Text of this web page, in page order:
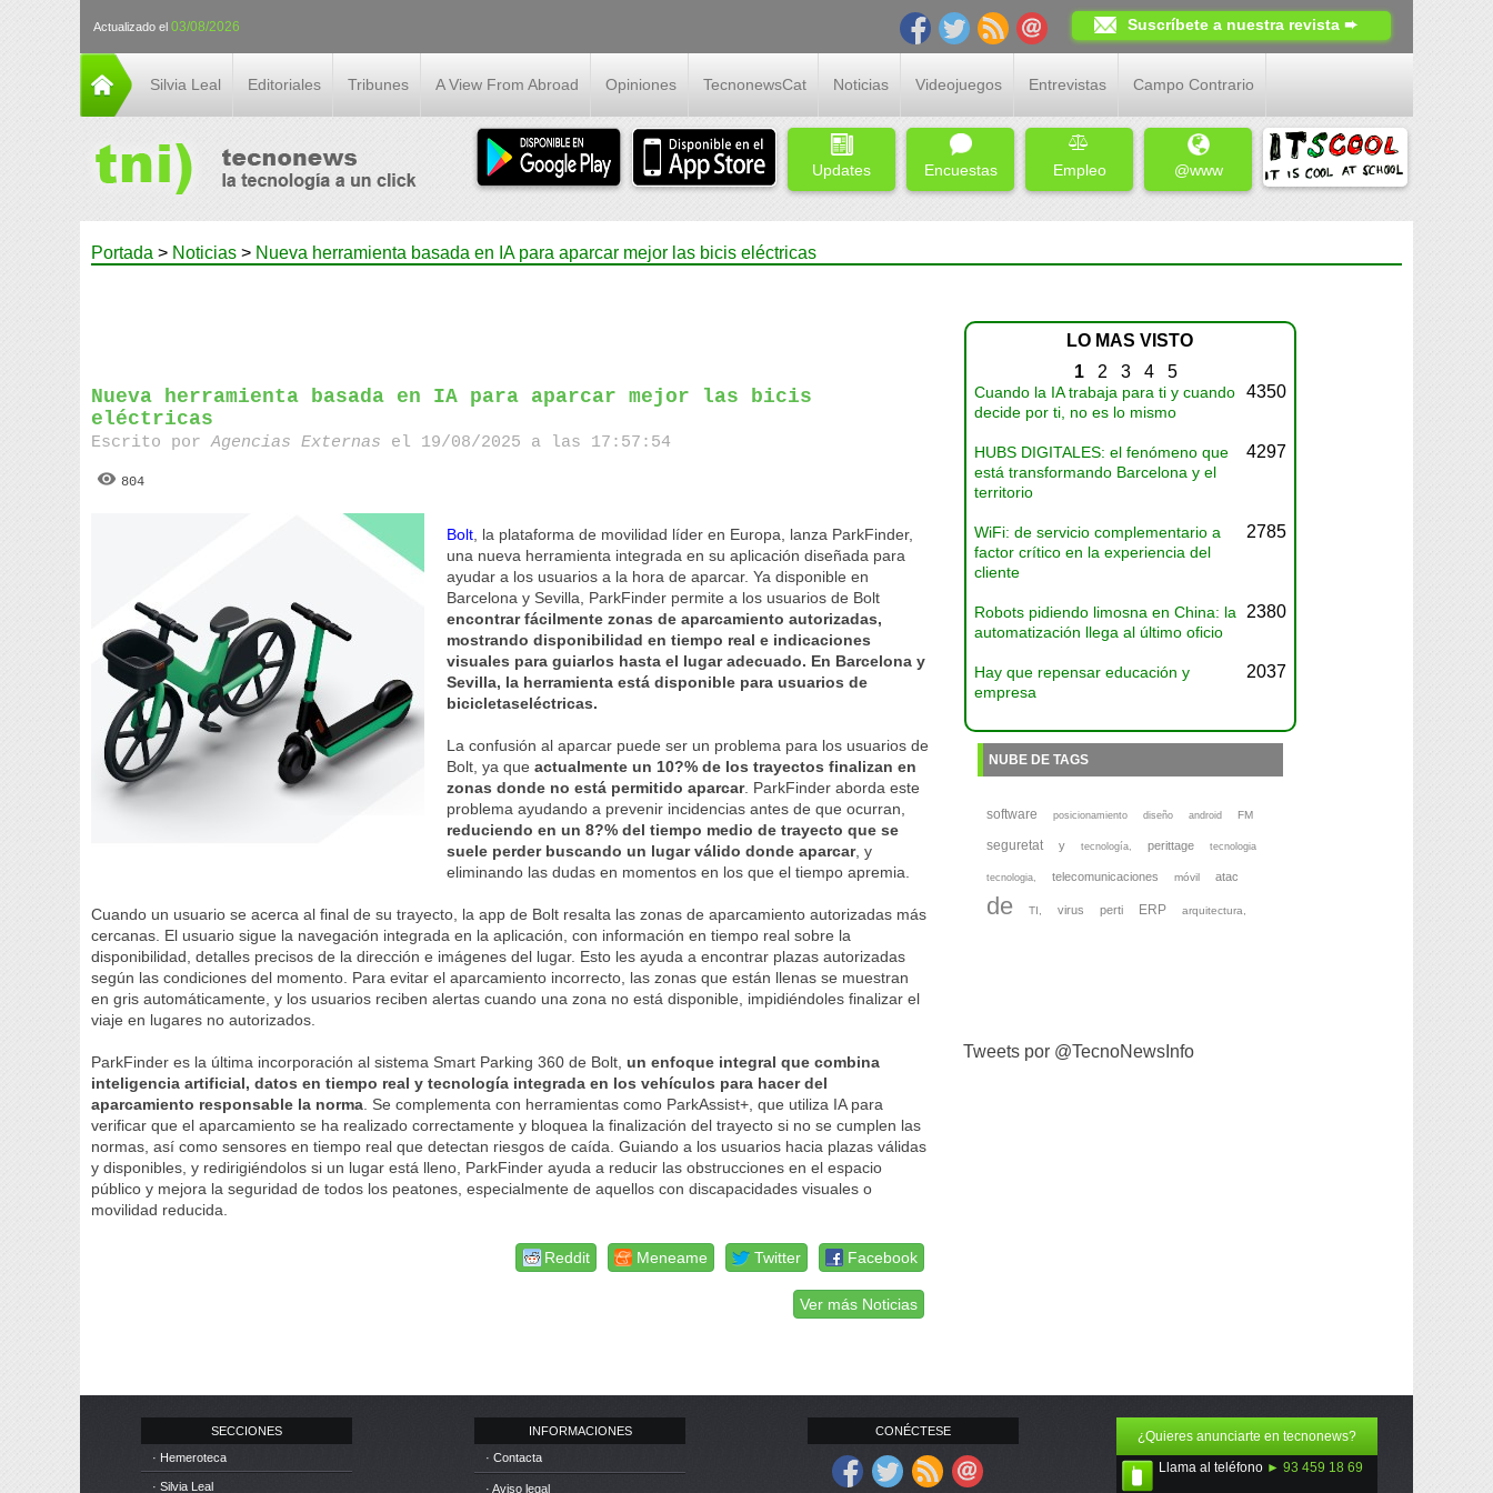
Actualizado el 03/08/2026 Suscríbete a nuestra revista ➨
Silvia Leal Editoriales Tribunes A View From Abroad Opiniones TecnonewsCat Noticias Videojuegos Entrevistas Campo Contrario
Updates Encuestas Empleo @www
Portada > Noticias > Nueva herramienta basada en IA para aparcar mejor las bicis eléctricas
Nueva herramienta basada en IA para aparcar mejor las bicis
eléctricas
Escrito porAgencias Externas el 19/08/2025 a las 17:57:54
804
Bolt , la plataforma de movilidad líder en Europa, lanza ParkFinder,
una nueva herramienta integrada en su aplicación diseñada para
ayudar a los usuarios a la hora de aparcar. Ya disponible en
Barcelona y Sevilla, ParkFinder permite a los usuarios de Bolt
encontrar fácilmente zonas de aparcamiento autorizadas,
mostrando disponibilidad en tiempo real e indicaciones
visuales para guiarlos hasta el lugar adecuado. En Barcelona y
Sevilla, la herramienta está disponible para usuarios de
bicicletaseléctricas.
La confusión al aparcar puede ser un problema para los usuarios de
Bolt, ya queactualmente un 10?% de los trayectos finalizan en
zonas donde no está permitido aparcar. ParkFinder aborda este
problema ayudando a prevenir incidencias antes de que ocurran,
reduciendo en un 8?% del tiempo medio de trayecto que se
suele perder buscando un lugar válido donde aparcar, y
eliminando las dudas en momentos en los que el tiempo apremia.
Cuando un usuario se acerca al final de su trayecto, la app de Bolt resalta las zonas de aparcamiento autorizadas más
cercanas. El usuario sigue la navegación integrada en la aplicación, con información en tiempo real sobre la
disponibilidad, detalles precisos de la dirección e imágenes del lugar. Esto les ayuda a encontrar plazas autorizadas
según las condiciones del momento. Para evitar el aparcamiento incorrecto, las zonas que están llenas se muestran
en gris automáticamente, y los usuarios reciben alertas cuando una zona no está disponible, impidiéndoles finalizar el
viaje en lugares no autorizados.
ParkFinder es la última incorporación al sistema Smart Parking 360 de Bolt,un enfoque integral que combina
inteligencia artificial, datos en tiempo real y tecnología integrada en los vehículos para hacer del
aparcamiento responsable la norma . Se complementa con herramientas como ParkAssist+, que utiliza IA para
verificar que el aparcamiento se ha realizado correctamente y bloquea la finalización del trayecto si no se cumplen las
normas, así como sensores en tiempo real que detectan riesgos de caída. Guiando a los usuarios hacia plazas válidas
y disponibles, y redirigiéndolos si un lugar está lleno, ParkFinder ayuda a reducir las obstrucciones en el espacio
público y mejora la seguridad de todos los peatones, especialmente de aquellos con discapacidades visuales o
movilidad reducida.
Facebook
Twitter
Meneame
Reddit
Ver más Noticias
LO MAS VISTO
1 2 3 4 5
Cuando la IA trabaja para ti y cuando
decide por ti, no es lo mismo
4350
HUBS DIGITALES: el fenómeno que
está transformando Barcelona y el
territorio
4297
WiFi: de servicio complementario a
factor crítico en la experiencia del
cliente
2785
Robots pidiendo limosna en China: la
automatización llega al último oficio
2380
Hay que repensar educación y
empresa
2037
NUBE DE TAGS
software posicionamiento diseño android FM
seguretat y tecnología, perittage tecnologia
tecnologia, telecomunicaciones móvil atac
de TI, virus perti ERP arquitectura,
Tweets por @TecnoNewsInfo
SECCIONES
· Hemeroteca
· Silvia Leal
INFORMACIONES
· Contacta
· Aviso legal
CONÉCTESE
¿Quieres anunciarte en tecnonews?
Llama al teléfono ► 93 459 18 69